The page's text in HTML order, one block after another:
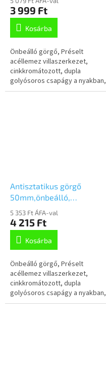
2470YGO050P40
3 999 Ft
Kosárba
Önbeálló görgő, Préselt
acéllemez villaszerkezet,
cinkkromátozott, dupla
golyósoros csapágy a nyakban,
talplemezes rögzítés.
Antisztatikus görgő
50mm,önbeálló,
csavarfurat,
2470DYK050P30-11
5 353 Ft ÁFA-val
4 215 Ft
Kosárba
Önbeálló görgő, Préselt
acéllemez villaszerkezet,
cinkkromátozott, dupla
golyósoros csapágy a nyakban,
csavarfurat. Préselt acéllemez